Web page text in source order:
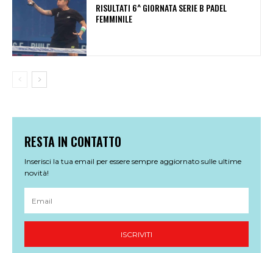
RISULTATI 6^ GIORNATA SERIE B PADEL
FEMMINILE
RESTA IN CONTATTO
Inserisci la tua email per essere sempre aggiornato sulle ultime
novità!
ISCRIVITI